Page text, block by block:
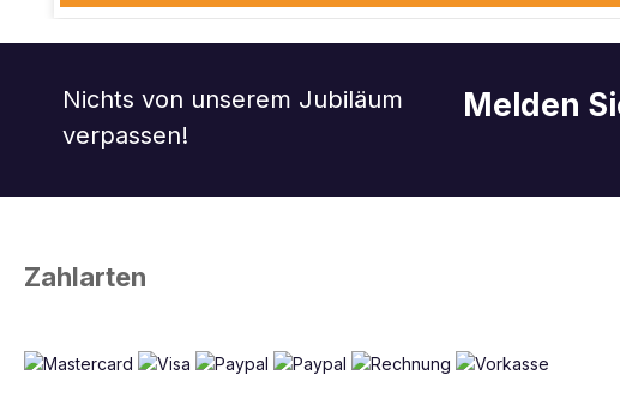
Nichts von unserem Jubiläum
verpassen!
Melden
Zahlarten